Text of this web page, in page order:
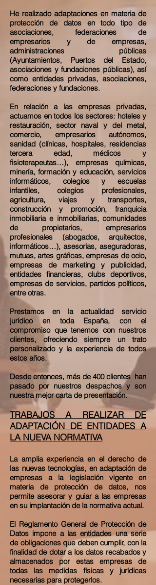
He realizado adaptaciones en materia de
protección de datos en todo tipo de
asociaciones, federaciones de
empresarios y de empresas,
administraciones públicas
(Ayuntamientos, Puertos del Estado,
asociaciones y fundaciones públicas), así
como entidades privadas, asociaciones,
federaciones y fundaciones.
En relación a las empresas privadas,
actuamos en todos los sectores: hoteles y
restauración, sector naval y del metal,
comercio, empresarios autónomos,
sanidad (clínicas, hospitales, residencias
tercera edad, médicos y
fisioterapeutas…), empresas químicas,
minería, formación y educación, servicios
informáticos, colegios y escuelas
infantiles, colegios profesionales,
agricultura, viajes y transportes,
construcción y promoción, franquicia
inmobiliaria e inmobiliarias, comunidades
de propietarios, empresarios
profesionales (abogados, arquitectos,
informáticos…), asesorías, aseguradoras,
mutuas, artes gráficas, empresas de ocio,
empresas de marketing y publicidad,
entidades financieras, clubs deportivos,
empresas de servicios, partidos políticos,
entre otras.
Prestamos en la actualidad servicio
jurídico en toda España, con el
compromiso que tenemos con nuestros
clientes, ofreciendo siempre un trato
personalizado y la experiencia de todos
estos años.
Desde entonces, más de 400 clientes han
pasado por nuestros despachos y son
nuestra mejor carta de presentación.
TRABAJOS A REALIZAR DE
ADAPTACIÓN DE ENTIDADES A
LA NUEVA NORMATIVA
La amplia experiencia en el derecho de
las nuevas tecnologías, en adaptación de
empresas a la legislación vigente en
materia de protección de datos, nos
permite asesorar y guiar a las empresas
en su implantación de la normativa actual.
El Reglamento General de Protección de
Datos impone a las entidades una serie
de obligaciones que deben cumplir, con la
finalidad de dotar a los datos recabados y
almacenados por estas empresas de
todas las medidas físicas y jurídicas
necesarias para protegerlos.